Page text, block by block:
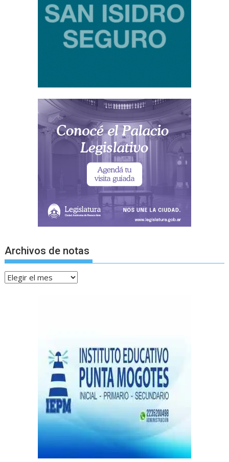
Archivos de notas
Archivos